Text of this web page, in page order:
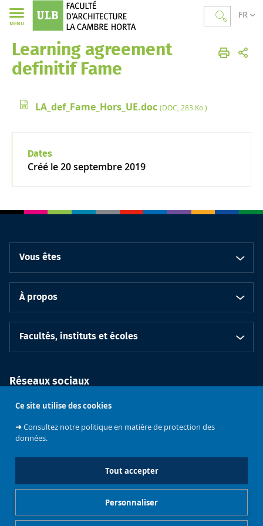
Ce site utilise des cookies
➜Consultez notre politique en matière de protection des
données.
Tout accepter
Personnaliser
FR
MENU
Faculté d'Architecture La Cambre Horta
Learning agreement
definitif Fame
LA_def_Fame_Hors_UE.doc (DOC, 283 Ko )
Dates
Créé le20 septembre 2019
Vous êtes
À propos
Facultés, instituts et écoles
Réseaux sociaux
l'Université
Bruxelles Contacts Emploi
Mentions légales Gestionnaire de cookies